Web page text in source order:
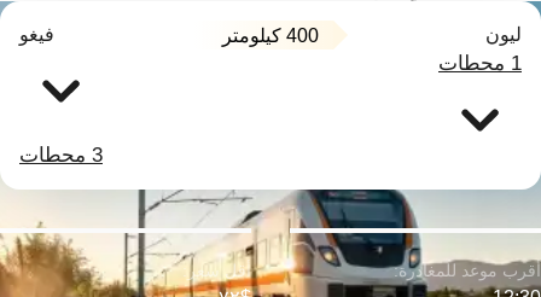
ليون 400 كيلومتر فيغو
1 محطات
3 محطات